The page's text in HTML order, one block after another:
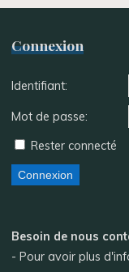
Connexion
Identifiant:
Mot de passe:
Rester connecté
Connexion
Besoin de nous
- Pour avoir plus